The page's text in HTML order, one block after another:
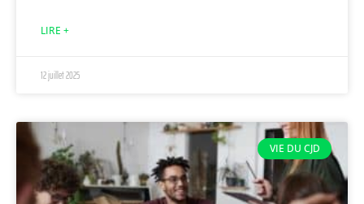
LIRE +
12 juillet 2025
VIE DU CJD